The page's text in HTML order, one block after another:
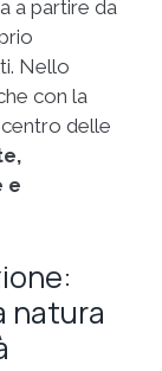
a partire da
Nello
con la
centro delle
e
natura